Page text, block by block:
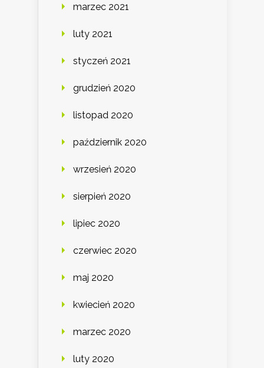
marzec 2021
luty 2021
styczeń 2021
grudzień 2020
listopad 2020
październik 2020
wrzesień 2020
sierpień 2020
lipiec 2020
czerwiec 2020
maj 2020
kwiecień 2020
marzec 2020
luty 2020